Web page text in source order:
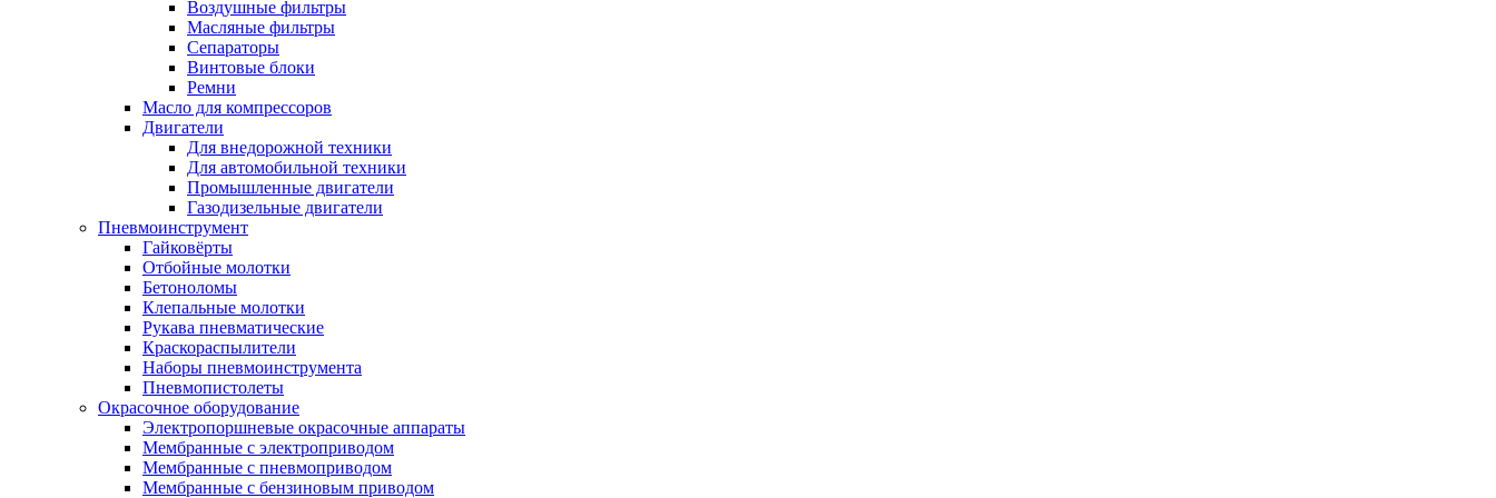
Воздушные фильтры
Масляные фильтры
Сепараторы
Винтовые блоки
Ремни
Масло для компрессоров
Двигатели
Для внедорожной техники
Для автомобильной техники
Промышленные двигатели
Газодизельные двигатели
Пневмоинструмент
Гайковёрты
Отбойные молотки
Бетоноломы
Клепальные молотки
Рукава пневматические
Краскораспылители
Наборы пневмоинструмента
Пневмопистолеты
Окрасочное оборудование
Электропоршневые окрасочные аппараты
Мембранные с электроприводом
Мембранные с пневмоприводом
Мембранные с бензиновым приводом